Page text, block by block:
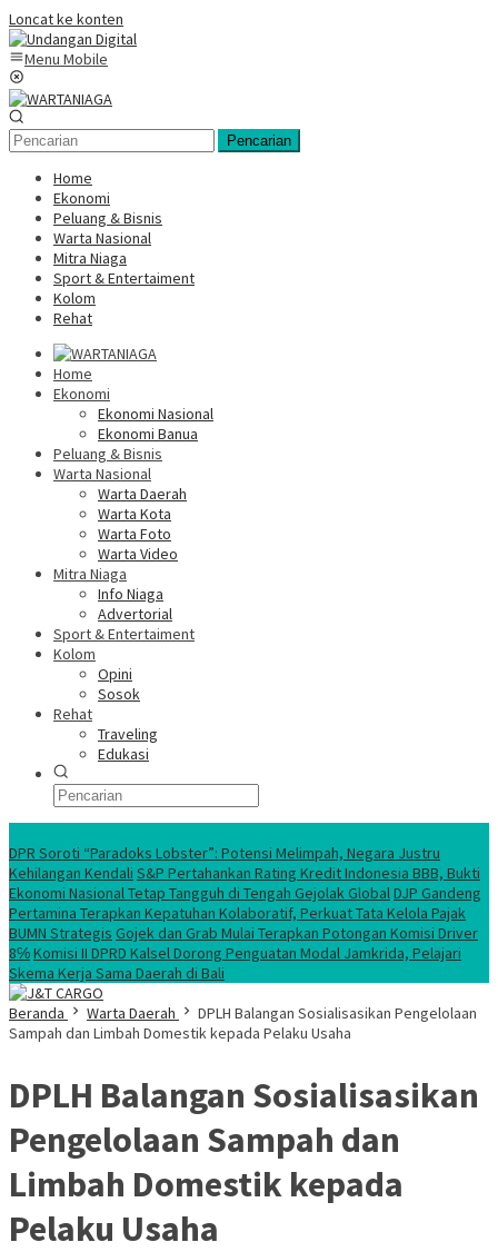
Loncat ke konten
Menu Mobile
Pencarian
Home
Ekonomi
Peluang & Bisnis
Warta Nasional
Mitra Niaga
Sport & Entertaiment
Kolom
Rehat
Home
Ekonomi
Ekonomi Nasional
Ekonomi Banua
Peluang & Bisnis
Warta Nasional
Warta Daerah
Warta Kota
Warta Foto
Warta Video
Mitra Niaga
Info Niaga
Advertorial
Sport & Entertaiment
Kolom
Opini
Sosok
Rehat
Traveling
Edukasi
DPR Soroti “Paradoks Lobster”: Potensi Melimpah, Negara Justru
Kehilangan Kendali S&P Pertahankan Rating Kredit Indonesia BBB, Bukti
Ekonomi Nasional Tetap Tangguh di Tengah Gejolak GlobalDJP Gandeng
Pertamina Terapkan Kepatuhan Kolaboratif, Perkuat Tata Kelola Pajak
BUMN Strategis Gojek dan Grab Mulai Terapkan Potongan Komisi Driver
8℅Komisi II DPRD Kalsel Dorong Penguatan Modal Jamkrida, Pelajari
Skema Kerja Sama Daerah di Bali
Beranda
Warta Daerah
DPLH Balangan Sosialisasikan Pengelolaan
Sampah dan Limbah Domestik kepada Pelaku Usaha
DPLH Balangan Sosialisasikan
Pengelolaan Sampah dan
Limbah Domestik kepada
Pelaku Usaha